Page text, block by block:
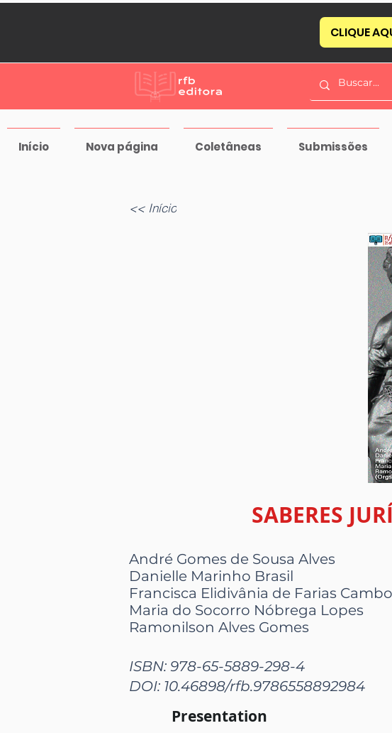
CLIQUE
Início Nova página Coletâneas Submissões
<< Início
SABERES
André Gomes de Sousa Alves
Danielle Marinho Brasil
Francisca Elidivânia de Farias
Maria do Socorro Nóbrega Lopes
Ramonilson Alves Gomes
ISBN: 978-65-5889-298-4
DOI: 10.46898/rfb.9786558892984
Presentation